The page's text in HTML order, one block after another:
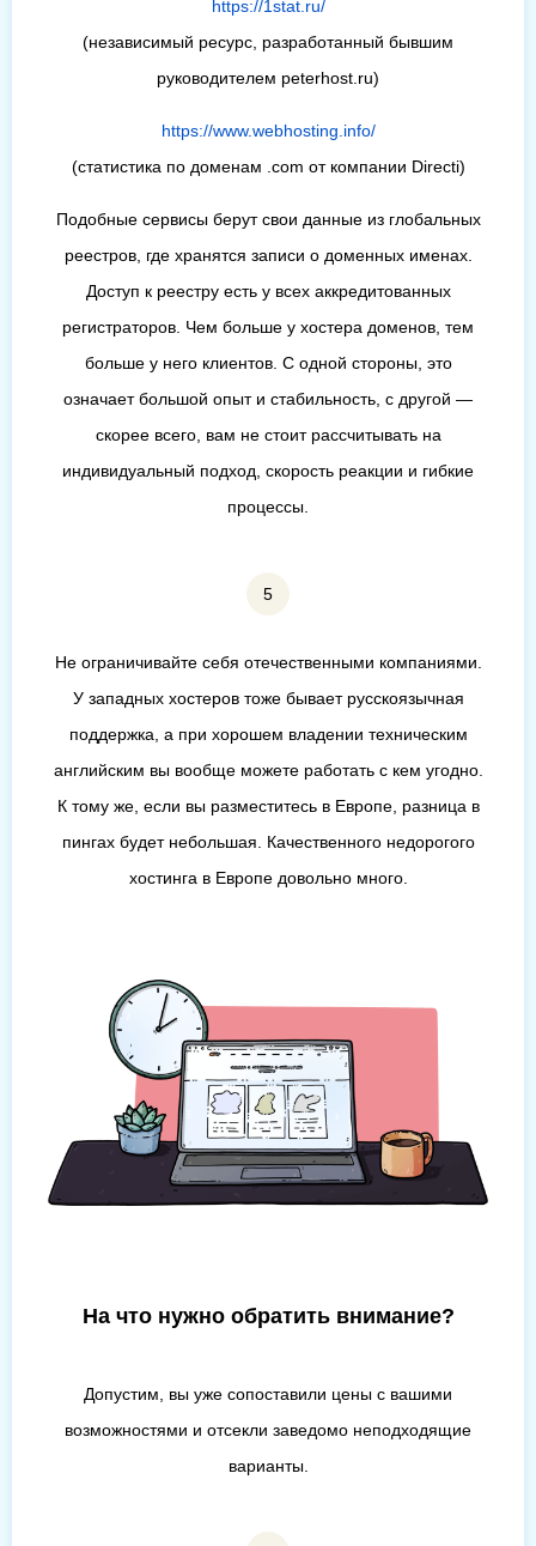
https://1stat.ru/
(независимый ресурс, разработанный бывшим
руководителем peterhost.ru)
https://www.webhosting.info/
(статистика по доменам .com от компании Directi)
Подобные сервисы берут свои данные из глобальных
реестров, где хранятся записи о доменных именах.
Доступ к реестру есть у всех аккредитованных
регистраторов. Чем больше у хостера доменов, тем
больше у него клиентов. С одной стороны, это
означает большой опыт и стабильность, с другой —
скорее всего, вам не стоит рассчитывать на
индивидуальный подход, скорость реакции и гибкие
процессы.
Не ограничивайте себя отечественными компаниями.
У западных хостеров тоже бывает русскоязычная
поддержка, а при хорошем владении техническим
английским вы вообще можете работать с кем угодно.
К тому же, если вы разместитесь в Европе, разница в
пингах будет небольшая. Качественного недорогого
хостинга в Европе довольно много.
На что нужно обратить внимание?
Допустим, вы уже сопоставили цены с вашими
возможностями и отсекли заведомо неподходящие
варианты.